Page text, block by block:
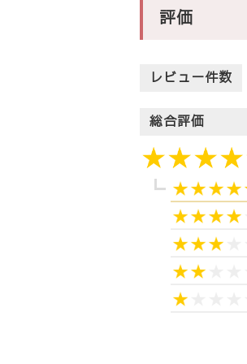
評価
レビュー件数
総合評価